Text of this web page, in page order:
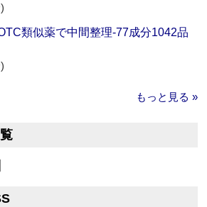
類似薬で中間整理‐77成分1042品
もっと見る »